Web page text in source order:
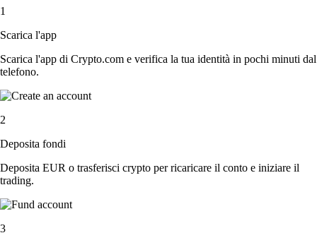
1
Scarica l'app
Scarica l'app di Crypto.com e verifica la tua identità in pochi minuti dal
telefono.
2
Deposita fondi
Deposita EUR o trasferisci crypto per ricaricare il conto e iniziare il
trading.
3